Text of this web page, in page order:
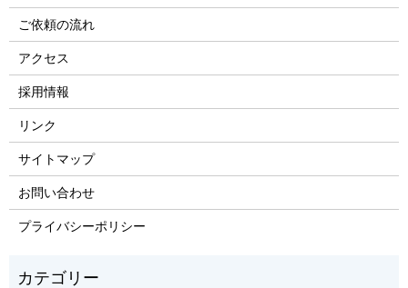
ご依頼の流れ
アクセス
採用情報
リンク
サイトマップ
お問い合わせ
プライバシーポリシー